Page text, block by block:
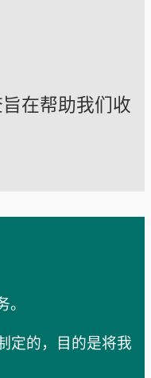
在帮助我们收
定的，目的是将我